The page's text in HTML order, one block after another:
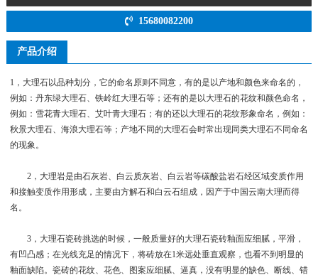
15680082200
产品介绍
1，大理石以品种划分，它的命名原则不同意，有的是以产地和颜色来命名的，
例如：丹东绿大理石、铁岭红大理石等；还有的是以大理石的花纹和颜色命名，
例如：雪花青大理石、艾叶青大理石；有的还以大理石的花纹形象命名，例如：
秋景大理石、海浪大理石等；产地不同的大理石会时常出现同类大理石不同命名
的现象。
2，大理岩是由石灰岩、白云质灰岩、白云岩等碳酸盐岩石经区域变质作用
和接触变质作用形成，主要由方解石和白云石组成，因产于中国云南大理而得
名。
3，大理石瓷砖挑选的时候，一般质量好的大理石瓷砖釉面应细腻，平滑，
有凹凸感；在光线充足的情况下，将砖放在1米远处垂直观察，也看不到明显的
釉面缺陷。瓷砖的花纹、花色、图案应细腻、逼真，没有明显的缺色、断线、错